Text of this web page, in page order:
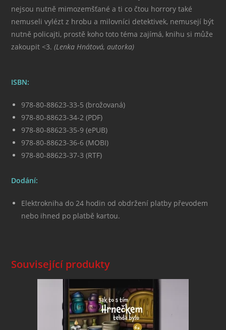
nejsou nutně mimozemšťané a ti co čtou horrory také
nemuseli vylézt z hrobu a milovníci detektivek, nemusejí být
nutně policajti, prostě koho toto téma zajímá, knihu si může
zakoupit <3.(Lenka Hnátová, autorka)
ISBN:
978-80-88623-33-5 (brožovaná)
978-80-88623-34-2 (PDF)
978-80-88623-35-9 (ePUB)
978-80-88623-36-6 (MOBI)
978-80-88623-37-3 (RTF)
Dodání:
Elektrokniha do 24 hodin od obdržení platby převodem
nebo ihned po platbě kartou.
Související produkty